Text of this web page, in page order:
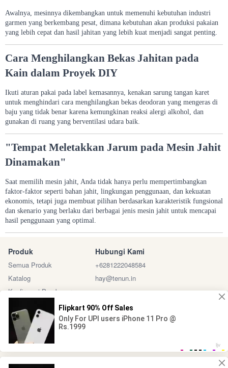
Awalnya, mesinnya dikembangkan untuk memenuhi kebutuhan industri
garmen yang berkembang pesat, dimana kebutuhan akan produksi pakaian
yang lebih cepat dan hasil jahitan yang lebih kuat menjadi sangat penting.
Cara Menghilangkan Bekas Jahitan pada
Kain dalam Proyek DIY
Ikuti aturan pakai pada label kemasannya, kenakan sarung tangan karet
untuk menghindari cara menghilangkan bekas deodoran yang mengeras di
baju yang tidak benar karena kemungkinan reaksi alergi alkohol, dan
gunakan di ruang yang berventilasi udara baik.
"Tempat Meletakkan Jarum pada Mesin Jahit
Dinamakan"
Saat memilih mesin jahit, Anda tidak hanya perlu mempertimbangkan
faktor-faktor seperti bahan jahit, lingkungan penggunaan, dan kekuatan
ekonomis, tetapi juga membuat pilihan berdasarkan karakteristik fungsional
dan skenario yang berlaku dari berbagai jenis mesin jahit untuk mencapai
hasil penggunaan yang optimal.
Produk
Semua Produk
Katalog
Konfirmasi Pembayaran
Hubungi Kami
+6281222048584
hay@tenun.in
Sosial Media Marketplace